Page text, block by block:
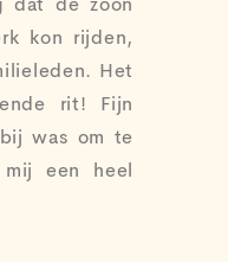
dat de zoon
kon rijden,
Het
rit! Fijn
was om te
een heel